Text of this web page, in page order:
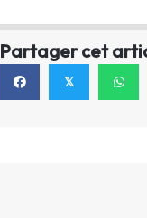
Partager cet
𝕏